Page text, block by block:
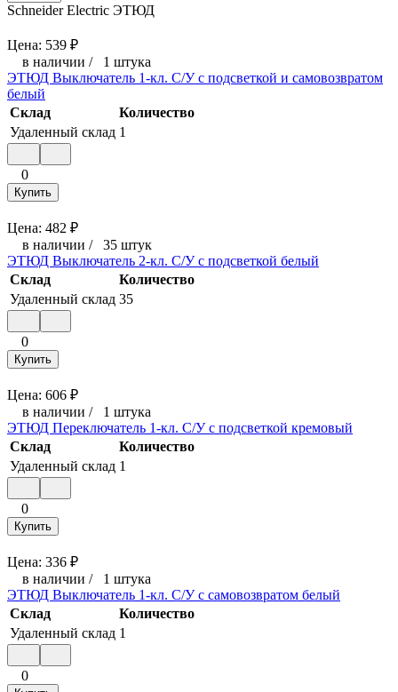
Schneider Electric ЭТЮД
Цена: 539 ₽
в наличии / 1 штука
ЭТЮД Выключатель 1-кл. С/У с подсветкой и самовозвратом
белый
Склад
Количество
Удаленный склад 1
0
Купить
Цена: 482 ₽
в наличии / 35 штук
ЭТЮД Выключатель 2-кл. С/У с подсветкой белый
Склад
Количество
Удаленный склад 35
0
Купить
Цена: 606 ₽
в наличии / 1 штука
ЭТЮД Переключатель 1-кл. С/У с подсветкой кремовый
Склад
Количество
Удаленный склад 1
0
Купить
Цена: 336 ₽
в наличии / 1 штука
ЭТЮД Выключатель 1-кл. С/У с самовозвратом белый
Склад
Количество
Удаленный склад 1
0